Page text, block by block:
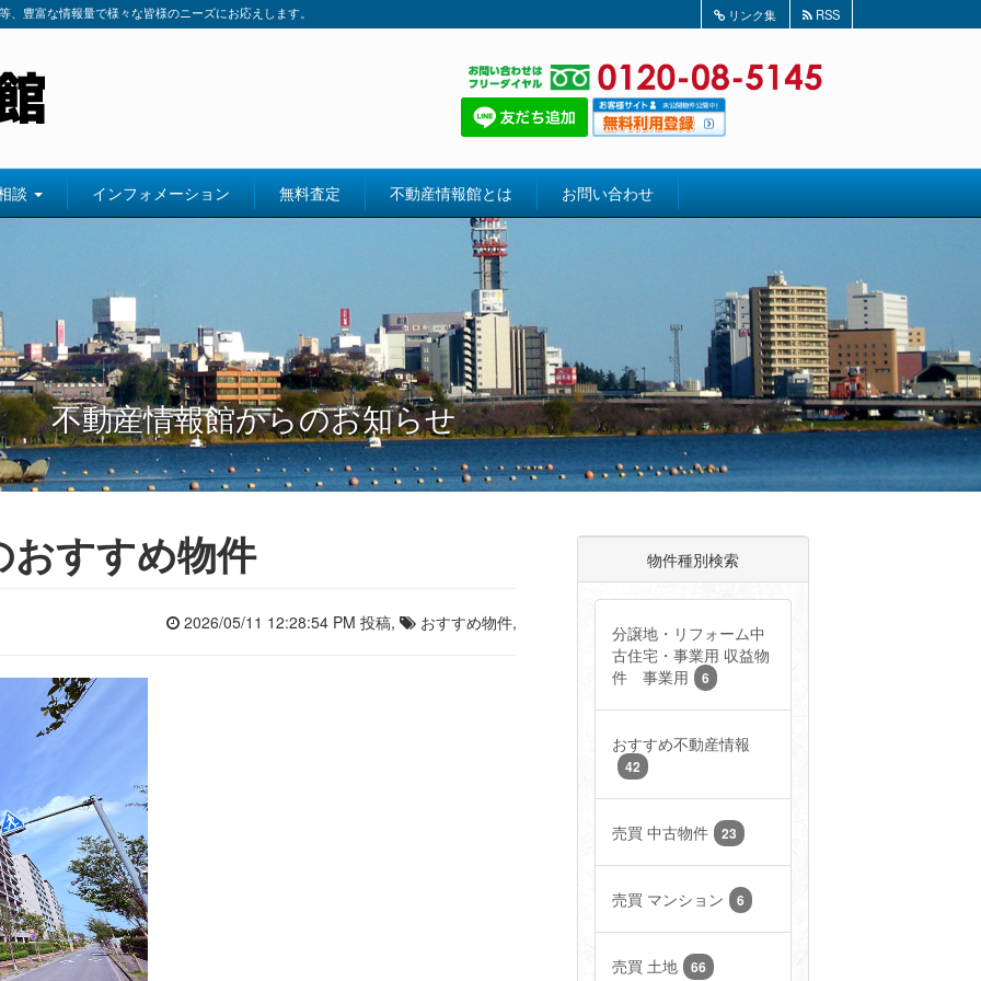
豊富な情報量で様々な皆様のニーズにお応えします。 リンク集 RSS
談 インフォメーション 無料査定 不動産情報館とは お問い合わせ
不動産情報館からのお知らせ
おすすめ物件
2026/05/11 12:28:54 PM 投稿, おすすめ物件,
物件種別検索
分譲地・リフォーム中
古住宅・事業用 収益物
件 事業用
6
おすすめ不動産情報
42
売買 中古物件 23
売買 マンション 6
売買 土地 66